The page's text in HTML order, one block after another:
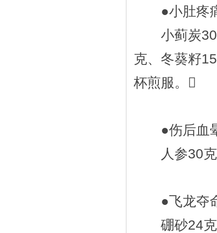
●小肚疼
小蓟炭30
克、冬葵籽
杯煎服。
●伤后血
人参30克
●飞龙夺
硼砂24克